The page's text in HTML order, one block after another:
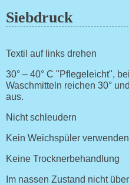
Siebdruck
Textil auf links drehen
30° – 40° C "Pflegeleicht",
Waschmitteln reichen 30°
aus.
Nicht schleudern
Kein Weichspüler verwenden
Keine Trocknerbehandlung
Im nassen Zustand nicht